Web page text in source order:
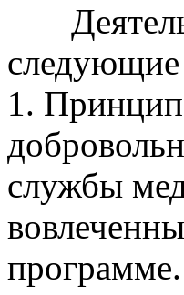
1.
службы
программе.